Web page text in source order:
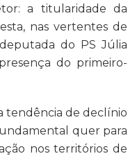
a titularidade da
nas vertentes de
do PS Júlia
do primeiro-
tendência de declínio
quer para
nos territórios de